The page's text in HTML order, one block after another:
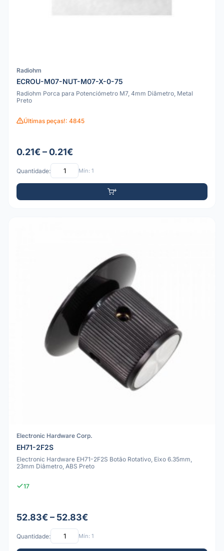
Radiohm
ECROU-M07-NUT-M07-X-0-75
Radiohm Porca para Potenciómetro M7, 4mm Diâmetro, Metal
Preto
Últimas peças!: 4845
0.21€ – 0.21€
Quantidade: Mín: 1
Electronic Hardware Corp.
EH71-2F2S
Electronic Hardware EH71-2F2S Botão Rotativo, Eixo 6.35mm,
23mm Diâmetro, ABS Preto
17
52.83€ – 52.83€
Quantidade: Mín: 1